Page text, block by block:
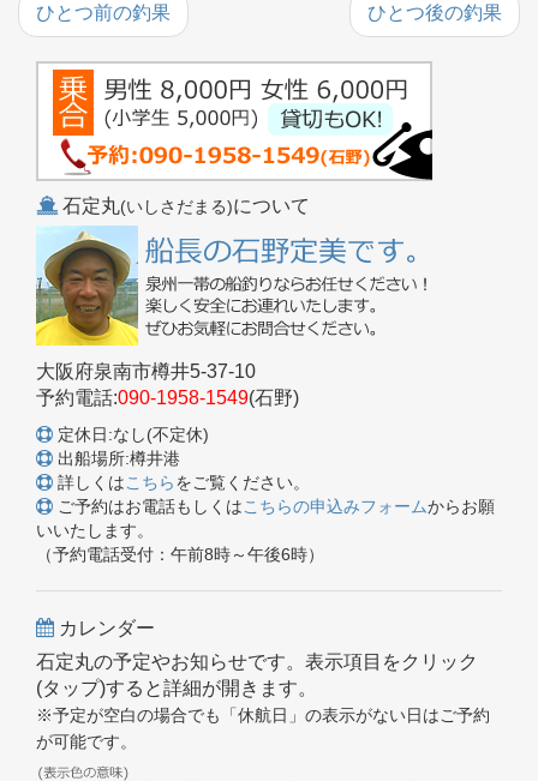
ひとつ前の釣果 ひとつ後の釣果
石定丸(いしさだまる)について
大阪府泉南市樽井5-37-10
予約電話:090-1958-1549(石野)
定休日:なし(不定休)
出船場所:樽井港
詳しくはこちらをご覧ください。
ご予約はお電話もしくはこちらの申込みフォームからお願
いいたします。
（予約電話受付：午前8時～午後6時）
カレンダー
石定丸の予定やお知らせです。表示項目をクリック
(タップ)すると詳細が開きます。
※予定が空白の場合でも「休航日」の表示がない日はご予約
が可能です。